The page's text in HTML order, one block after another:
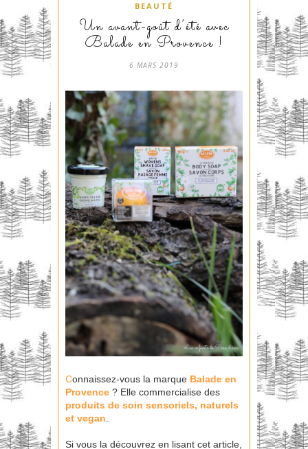
BEAUTÉ
Un avant-goût d’été avec
Balade en Provence !
6 MARS 2019
Connaissez-vous la marque Balade en
Provence ? Elle commercialise des
produits de soin sensoriels, naturels
et vegan
Si vous la découvrez en lisant cet article,